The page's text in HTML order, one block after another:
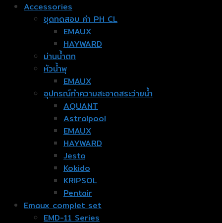
Accessories
ชุดทดสอบ ค่า PH CL
EMAUX
HAYWARD
ม่านน้ำตก
หัวน้ำพุ
EMAUX
อุปกรณ์ทำความสะอาดสระว่ายน้ำ
AQUANT
Astralpool
EMAUX
HAYWARD
Jesta
Kokido
KRIPSOL
Pentair
Emaux complet set
EMD-11 Series